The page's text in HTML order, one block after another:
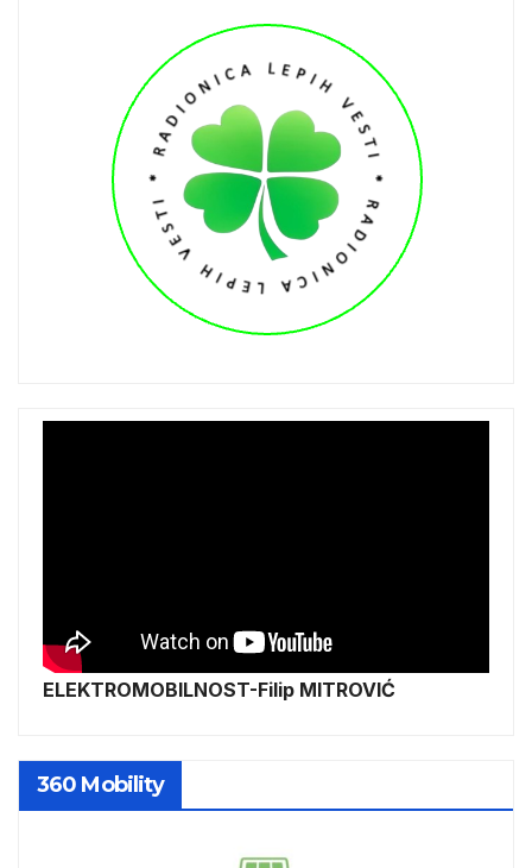
ELEKTROMOBILNOST-Filip MITROVIĆ
360 Mobility